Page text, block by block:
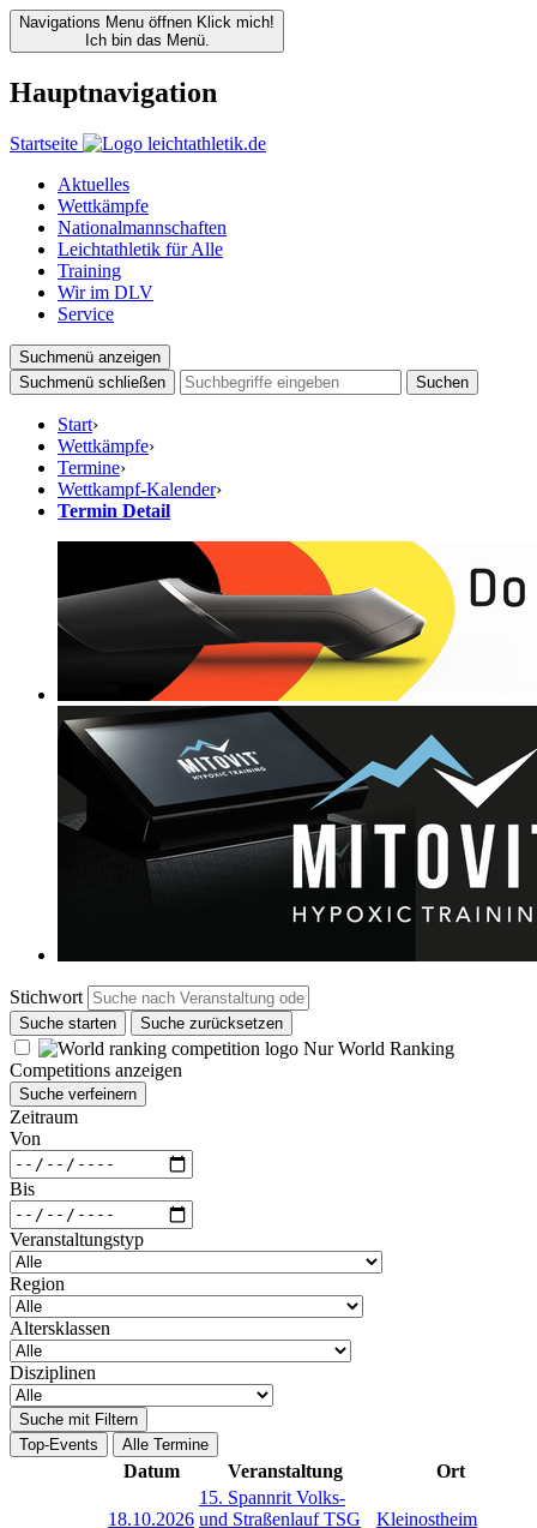
Navigations Menu öffnen Klick mich!
Ich bin das Menü.
Hauptnavigation
Startseite
Aktuelles
Wettkämpfe
Nationalmannschaften
Leichtathletik für Alle
Training
Wir im DLV
Service
Suchmenü anzeigen
Suchmenü schließen
Suchen
Start›
Wettkämpfe›
Termine›
Wettkampf-Kalender›
Termin Detail
Stichwort
Suche starten Suche zurücksetzen
Nur World Ranking
Competitions anzeigen
Suche verfeinern
Zeitraum
Von
Bis
Veranstaltungstyp
Region
Altersklassen
Disziplinen
Suche mit Filtern
Top-Events
Alle Termine
Datum Veranstaltung Ort
18.10.2026
15. Spannrit Volks-
und Straßenlauf TSG
Kleinostheim